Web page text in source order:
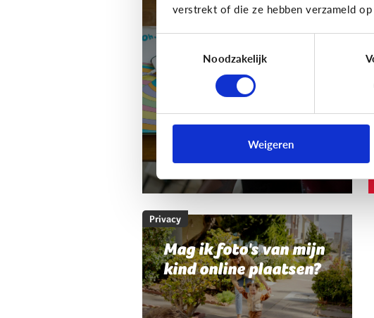
verstrekt of die ze hebben verzameld
Toestemmingsselectie
Noodzakelijk
Weigeren
Mag ik de smartphone
of tablet van mijn kind
nakijken?
Als ouder wil je wel wat
controle houden.
Mag dat? En hoe doe je dat?
Privacy
Mag ik foto's van mijn
kind online plaatsen?